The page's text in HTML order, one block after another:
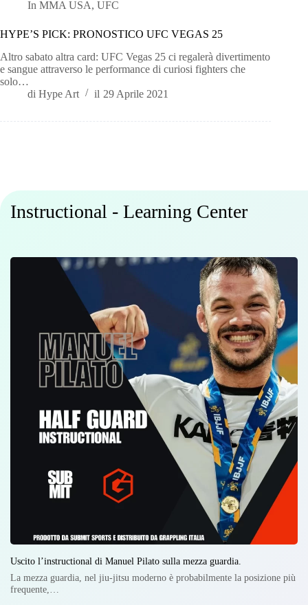
In MMA USA,UFC
HYPE’S PICK: PRONOSTICO UFC VEGAS 25
Altro sabato altra card: UFC Vegas 25 ci regalerà divertimento
e sangue attraverso le performance di curiosi fighters che
solo…
di Hype Art il 29 Aprile 2021
Instructional - Learning Center
Uscito l’instructional di Manuel Pilato sulla mezza guardia.
La mezza guardia, nel jiu-jitsu moderno è probabilmente la posizione più
frequente,…